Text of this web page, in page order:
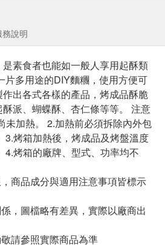
說明
素食者也能如一般人享用起酥類
片多用途的DIY麵糰，使用方便可
出各式各樣的產品，烤成品酥脆
派、蝴蝶酥、杏仁條等等。 注意
未加熱。 2.加熱前必須拆除內外包
3.烤箱加熱後，烤成品及烤盤溫度
4.烤箱的廠牌、型式、功率均不
商品成分與適用注意事項皆標示
，圖檔略有差異，實際以廠商出
請參照實際商品為準